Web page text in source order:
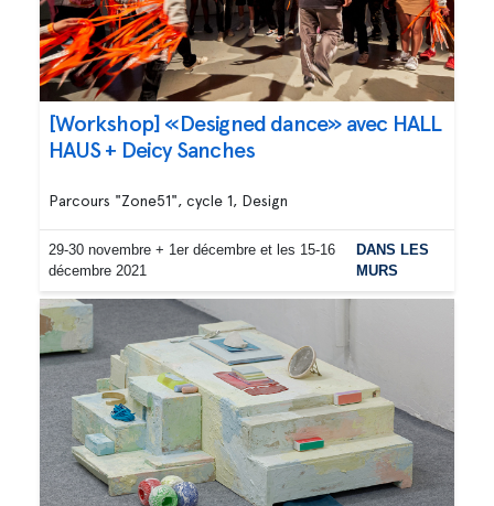
[Workshop] «Designed dance» avec HALL
HAUS + Deicy Sanches
Parcours "Zone51", cycle 1, Design
29-30 novembre + 1er décembre et les 15-16
décembre 2021
DANS LES
MURS